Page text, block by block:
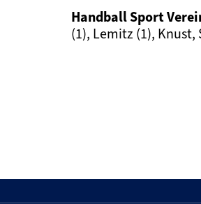
Handball Sport
(1), Lemitz (1),